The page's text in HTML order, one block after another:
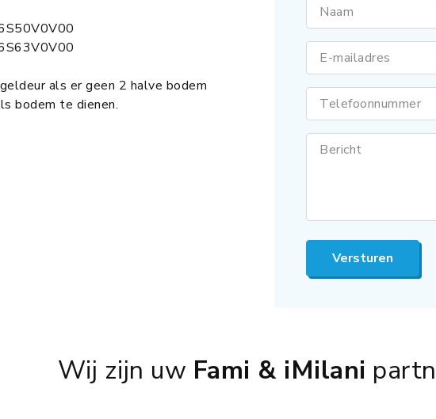
als er geen 2 halve bodem
bodem te dienen.
Naam
E-mailadres
Telefoonnummer
Bericht
Versturen
Wij zijn uw Fami & iMilani